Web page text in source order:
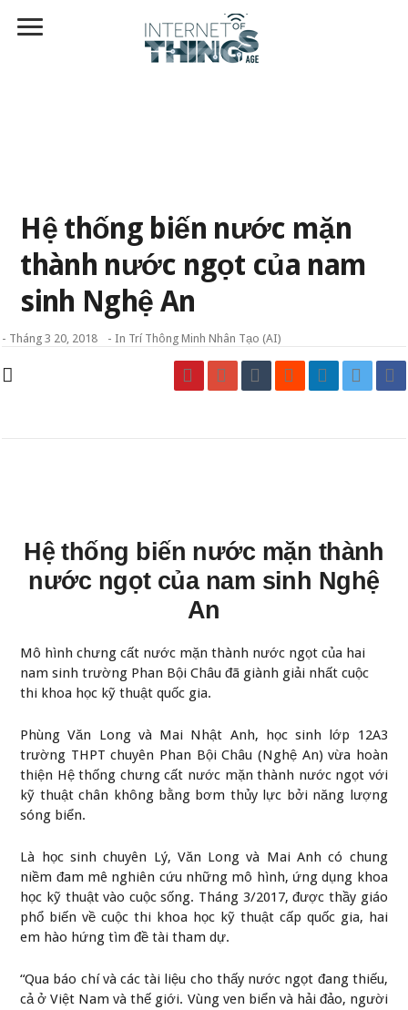
Hệ thống biến nước mặn
thành nước ngọt của nam
sinh Nghệ An
- Tháng 3 20, 2018 - In Trí Thông Minh Nhân Tạo (AI)
Hệ thống biến nước mặn thành
nước ngọt của nam sinh Nghệ
An
Mô hình chưng cất nước mặn thành nước ngọt của hai
nam sinh trường Phan Bội Châu đã giành giải nhất cuộc
thi khoa học kỹ thuật quốc gia.
Phùng Văn Long và Mai Nhật Anh, học sinh lớp 12A3
trường THPT chuyên Phan Bội Châu (Nghệ An) vừa hoàn
thiện Hệ thống chưng cất nước mặn thành nước ngọt với
kỹ thuật chân không bằng bơm thủy lực bởi năng lượng
sóng biển.
Là học sinh chuyên Lý, Văn Long và Mai Anh có chung
niềm đam mê nghiên cứu những mô hình, ứng dụng khoa
học kỹ thuật vào cuộc sống. Tháng 3/2017, được thầy giáo
phổ biến về cuộc thi khoa học kỹ thuật cấp quốc gia, hai
em hào hứng tìm đề tài tham dự.
“Qua báo chí và các tài liệu cho thấy nước ngọt đang thiếu,
cả ở Việt Nam và thế giới. Vùng ven biển và hải đảo, người